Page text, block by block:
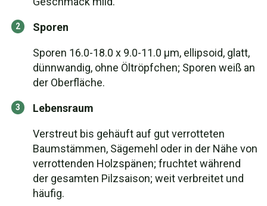
Sporen
Sporen 16.0-18.0 x 9.0-11.0 µm, ellipsoid, glatt,
dünnwandig, ohne Öltröpfchen; Sporen weiß an
der Oberfläche.
Lebensraum
Verstreut bis gehäuft auf gut verrotteten
Baumstämmen, Sägemehl oder in der Nähe von
verrottenden Holzspänen; fruchtet während
der gesamten Pilzsaison; weit verbreitet und
häufig.